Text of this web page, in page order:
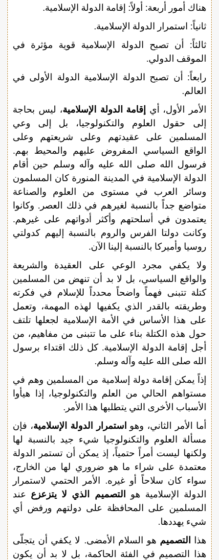
هناك أمور أربعة: أولاً: إقامة الدولة الإسلامية.
ثانياً: استمرار الدولة الإسلامية.
ثالثاً: أن تصبح الدولة الإسلامية قوية مؤثرة في
الموقف الدولي.
رابعاً: أن تصبح الدولة الإسلامية الدولة الأولى في
العالم.
الأمر الأول، أي
إقامة الدولة الإسلامية، ليس بحاجة
إلى حقول العلوم والتكنولوجيا، بل إلى وعي
المسلمين على عقيدتهم وعلى شريعتهم وعلى
الواقع السياسي المفروض عليهم والمحيط بهم.
فرسول الله صلى الله عليه وآله وسلم حين أقام
الدولة الإسلامية في المدينة المنورة كان المسلمون
وسائر العرب في مستوى من العلوم والصناعة
متواضع جداً بالنسبة لغيرهم في ذلك العصر. وكانوا
يعتمدون في أسلحتهم وأكثر أدواتهم على غيرهم.
وكانت دولتا الفرس والروم بالنسبة إليهم كدولتي
روسيا وأميركا بالنسبة إلينا الآن.
ولا يكفي مجرد الوعي على العقيدة والشريعة
والواقع السياسي، بل لا بد أن تنهض من المسلمين
كتلة تتبنى فهماً واضحاً محدداً للإسلام في فكرته
وطريقته بالقدر الذي يكفيها لهذه المهمة، وتعمل
على هذا الأساس في الأمة الإسلامية لجعلها تلتف
حول هذه الكتلة بناء على ما تتبنى من مفاهيم، من
أجل إقامة الدولة الإسلامية. كل ذلك اقتداء برسول
الله صلى الله عليه وآله وسلم.
إذاً يمكن إقامة دولة إسلامية من المسلمين وهم في
مستواهم الحالي من العلم والتكنولوجيا، إذا هيأوا
الأسباب الأخرى التي يتطلبها هذا الأمر.
أما الأمر الثاني، وهو استمرار الدولة الإسلامية، فإن
مسألة العلوم والتكنولوجيا شيء جيد بالنسبة لها
ولكنها ليست أمراً حتمياً، إذ يمكن أن تستمر الدولة
معتمدة على شراء ما هو ضروري لها من الخارج،
سواء كان سلاحاً أو غيره. الأمر الحتمي لاستمرار
الدولة الإسلامية هو
التصميم الذي لا يتزعزع عند
المسلمين على المحافظة على دولتهم ورفض أي
شيء يهددها.
هذا
التصميم هو السلام الأمضى. لا يكفي أن يتجلّى
هذا التصميم في الفئة الحاكمة، بل لا بد أن يكون